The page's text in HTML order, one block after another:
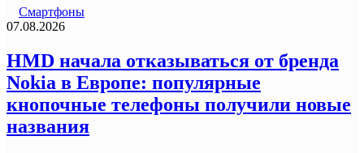
Смартфоны
07.08.2026
HMD начала отказываться от бренда
Nokia в Европе: популярные
кнопочные телефоны получили новые
названия